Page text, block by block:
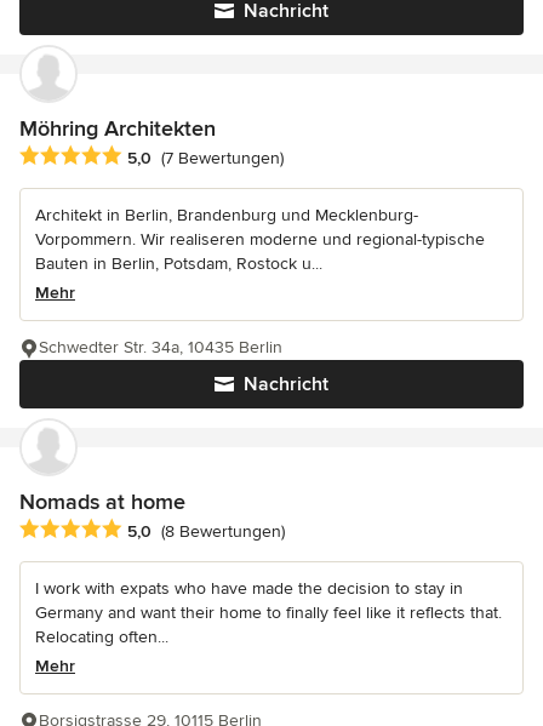
Nachricht
Möhring Architekten
Durchschnittliche Bewertung: 5 von 5 Sternen
5,0 (7 Bewertungen)
Architekt in Berlin, Brandenburg und Mecklenburg-
Vorpommern. Wir realiseren moderne und regional-typische
Bauten in Berlin, Potsdam, Rostock u...
Mehr
Nachricht
Schwedter Str. 34a, 10435 Berlin
Nomads at home
Durchschnittliche Bewertung: 5 von 5 Sternen
5,0 (8 Bewertungen)
I work with expats who have made the decision to stay in
Germany and want their home to finally feel like it reflects that.
Relocating often...
Mehr
Borsigstrasse 29, 10115 Berlin